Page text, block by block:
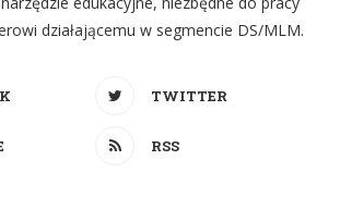
działającemu w segmencie DS/MLM.
TWITTER
RSS